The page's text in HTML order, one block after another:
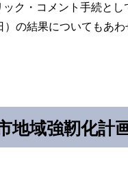
ク・コメント手続とし
の結果についてもあわ
地域強靭化